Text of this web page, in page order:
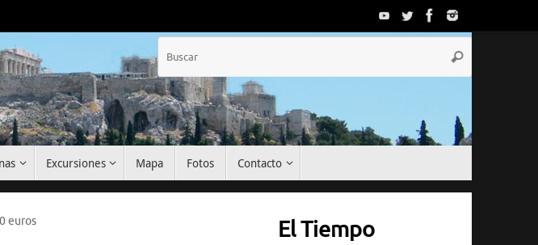
Buscar
Excursiones Mapa Fotos Contacto
euros El Tiempo